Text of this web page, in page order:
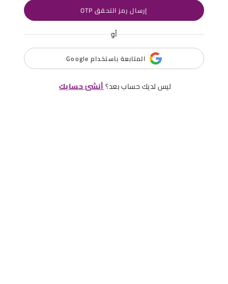
إرسال رمز التحقق OTP
أو
المتابعة باستخدام Google
ليس لديك حساب بعد؟أنشئ حسابك